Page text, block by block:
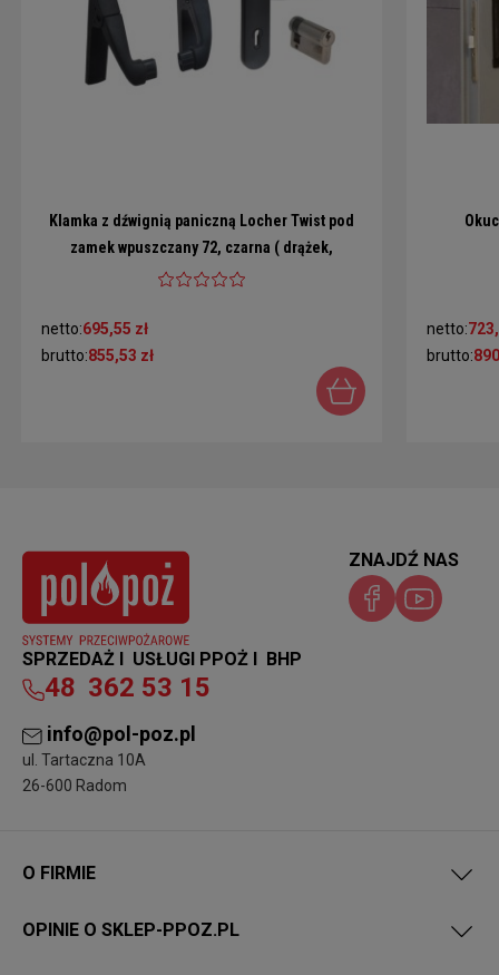
Klamka z dźwignią paniczną Locher Twist pod
zamek wpuszczany 72, czarna ( drążek,
wkładka, klamka zewnętrzna)
netto:695,55 zł
brutto:855,53 zł
netto:
brutto:
SPRZEDAŻ I USŁUGI PPOŻ I BHP
48 362 53 15
info@pol-poz.pl
ul. Tartaczna 10A
26-600 Radom
ZNAJDŹ NAS
O FIRMIE
OPINIE O SKLEP-PPOZ.PL